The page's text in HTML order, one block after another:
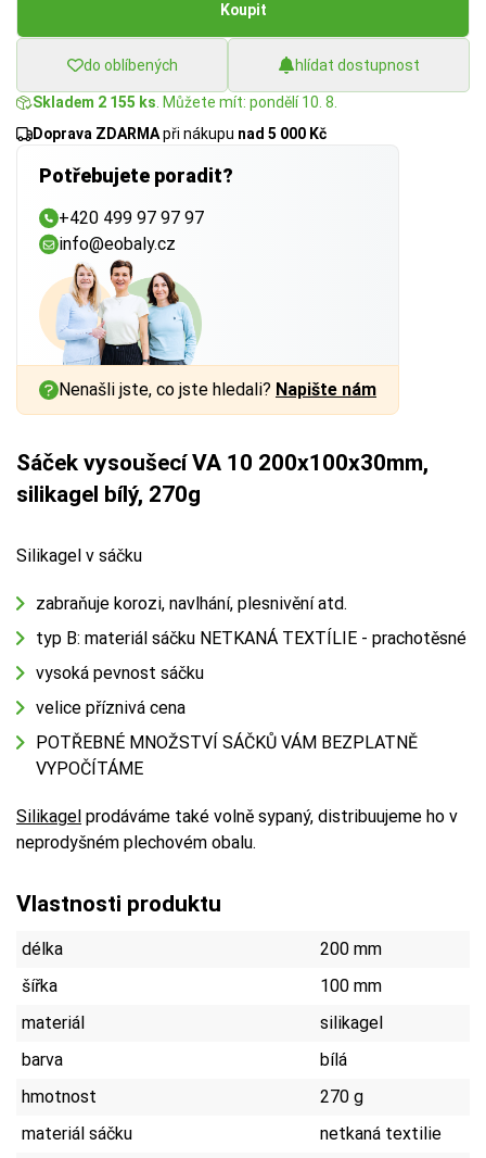
Koupit
do oblíbených hlídat dostupnost
Skladem 2 155 ks . Můžete mít: pondělí 10. 8.
Doprava ZDARMApři nákupu nad 5 000 Kč
Potřebujete poradit?
+420 499 97 97 97
info@eobaly.cz
Nenašli jste, co jste hledali? Napište nám
Sáček vysoušecí VA 10 200x100x30mm,
silikagel bílý, 270g
Silikagel v sáčku
zabraňuje korozi, navlhání, plesnivění atd.
typ B: materiál sáčku NETKANÁ TEXTÍLIE - prachotěsné
vysoká pevnost sáčku
velice příznivá cena
POTŘEBNÉ MNOŽSTVÍ SÁČKŮ VÁM BEZPLATNĚ
VYPOČÍTÁME
Silikagel prodáváme také volně sypaný, distribuujeme ho v
neprodyšném plechovém obalu.
Vlastnosti produktu
délka
200 mm
šířka
100 mm
materiál
silikagel
barva
bílá
hmotnost
270 g
materiál sáčku
netkaná textilie